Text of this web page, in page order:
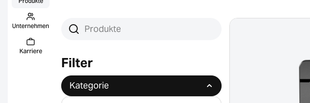
Unternehmen
Karriere
Produkte suchen
Filter
Kategorie